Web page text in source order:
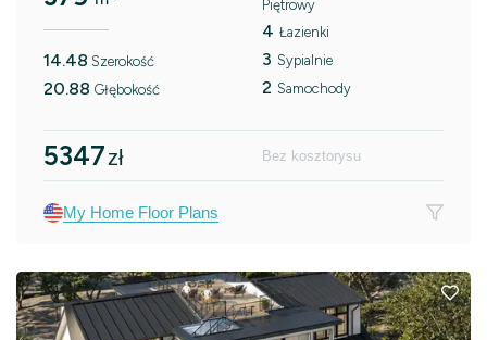
14.48 Szerokość
20.88 Głębokość
Piętrowy
4 Łazienki
3 Sypialnie
2 Samochody
5347zł Bez kosztorysu
My Home Floor Plans